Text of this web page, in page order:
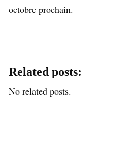
octobre prochain.
Related posts:
No related posts.